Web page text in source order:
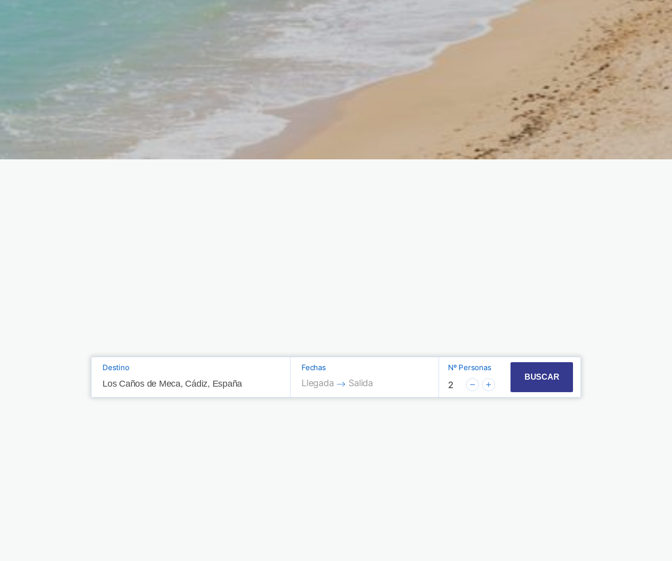
Destino Fechas
Press the down arrow key to interact with the calendar and select a date. Press the
Llegada
Press the down arrow key to interact with the calendar and select a date.
Salida
Nº Personas
2
BUSCAR